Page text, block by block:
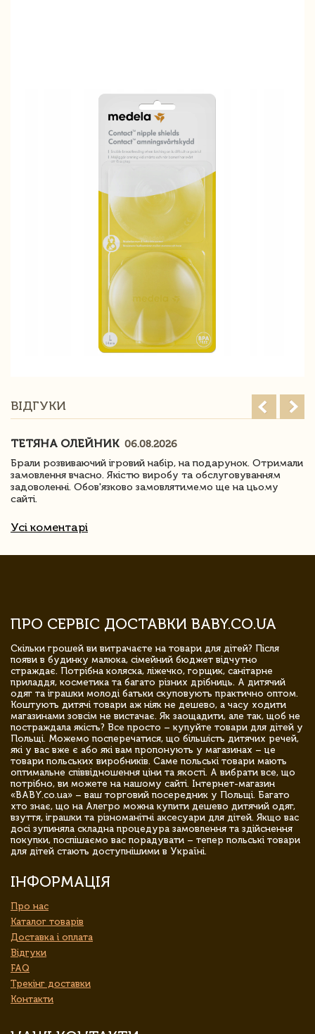
ВІДГУКИ
ТЕТЯНА ОЛЕЙНИК 06.08.2026
Брали розвиваючий ігровий набір, на подарунок. Отримали
замовлення вчасно. Якістю виробу та обслуговуванням
задоволенні. Обов'язково замовлятимемо ще на цьому
сайті.
Усі коментарі
ПРО СЕРВІС ДОСТАВКИ BABY.CO.UA
Скільки грошей ви витрачаєте на товари для дітей? Після
появи в будинку малюка, сімейний бюджет відчутно
страждає. Потрібна коляска, ліжечко, горщик, санітарне
приладдя, косметика та багато різних дрібниць. А дитячий
одяг та іграшки молоді батьки скуповують практично оптом.
Коштують дитячі товари аж ніяк не дешево, а часу ходити
магазинами зовсім не вистачає. Як заощадити, але так, щоб не
постраждала якість? Все просто – купуйте товари для дітей у
Польщі. Можемо посперечатися, що більшість дитячих речей,
які у вас вже є або які вам пропонують у магазинах – це
товари польських виробників. Саме польські товари мають
оптимальне співвідношення ціни та якості. А вибрати все, що
потрібно, ви можете на нашому сайті. Інтернет-магазин
«BABY.co.ua» – ваш торговий посередник у Польщі. Багато
хто знає, що на Алегро можна купити дешево дитячий одяг,
взуття, іграшки та різноманітні аксесуари для дітей. Якщо вас
досі зупиняла складна процедура замовлення та здійснення
покупки, поспішаємо вас порадувати – тепер польські товари
для дітей стають доступнішими в Україні.
ІНФОРМАЦІЯ
Про нас
Каталог товарів
Доставка і оплата
Відгуки
FAQ
Трекінг доставки
Контакти